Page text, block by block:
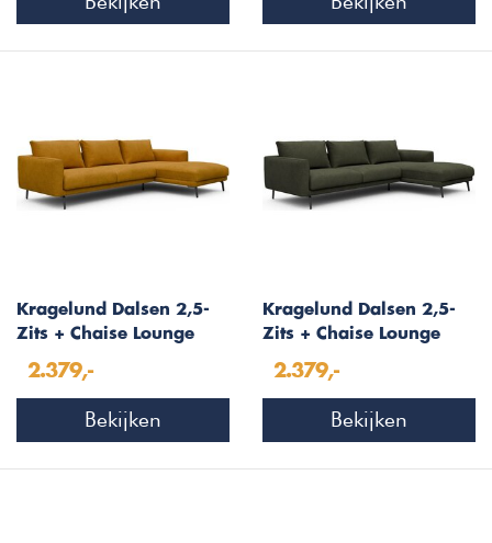
Kragelund Dalsen 2,5-
Zits + Chaise Lounge
2.379,-
Bekijken
Kragelund Dalsen 2,5-
Zits + Chaise Lounge
2.379,-
Bekijken